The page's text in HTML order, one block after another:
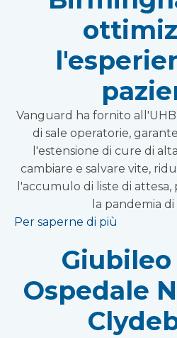
Vanguard ha fornito
di sale operatorie,
l'estensione di cure di
cambiare e salvare vite,
l'accumulo di liste di
la pandemia di
Per saperne di più
Giubileo
Ospedale